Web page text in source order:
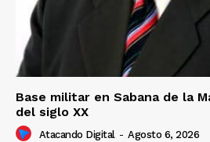
Base militar en Sabana de la
del siglo XX
Atacando Digital - Agosto 6, 2026